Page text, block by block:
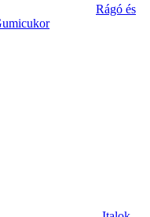
Rágó és